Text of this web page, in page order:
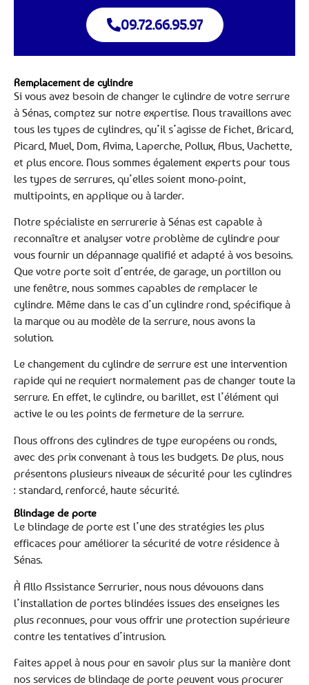
09.72.66.95.97
Remplacement de cylindre
Si vous avez besoin de changer le cylindre de votre serrure
à Sénas, comptez sur notre expertise. Nous travaillons avec
tous les types de cylindres, qu’il s’agisse de Fichet, Bricard,
Picard, Muel, Dom, Avima, Laperche, Pollux, Abus, Vachette,
et plus encore. Nous sommes également experts pour tous
les types de serrures, qu’elles soient mono-point,
multipoints, en applique ou à larder.
Notre spécialiste en serrurerie à Sénas est capable à
reconnaître et analyser votre problème de cylindre pour
vous fournir un dépannage qualifié et adapté à vos besoins.
Que votre porte soit d’entrée, de garage, un portillon ou
une fenêtre, nous sommes capables de remplacer le
cylindre. Même dans le cas d’un cylindre rond, spécifique à
la marque ou au modèle de la serrure, nous avons la
solution.
Le changement du cylindre de serrure est une intervention
rapide qui ne requiert normalement pas de changer toute la
serrure. En effet, le cylindre, ou barillet, est l’élément qui
active le ou les points de fermeture de la serrure.
Nous offrons des cylindres de type européens ou ronds,
avec des prix convenant à tous les budgets. De plus, nous
présentons plusieurs niveaux de sécurité pour les cylindres
: standard, renforcé, haute sécurité.
Blindage de porte
Le blindage de porte est l’une des stratégies les plus
efficaces pour améliorer la sécurité de votre résidence à
Sénas.
À Allo Assistance Serrurier, nous nous dévouons dans
l’installation de portes blindées issues des enseignes les
plus reconnues, pour vous offrir une protection supérieure
contre les tentatives d’intrusion.
Faites appel à nous pour en savoir plus sur la manière dont
nos services de blindage de porte peuvent vous procurer